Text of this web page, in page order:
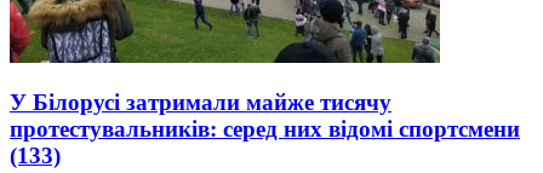
У Білорусі затримали майже тисячу
протестувальників: серед них відомі спортсмени
(133)